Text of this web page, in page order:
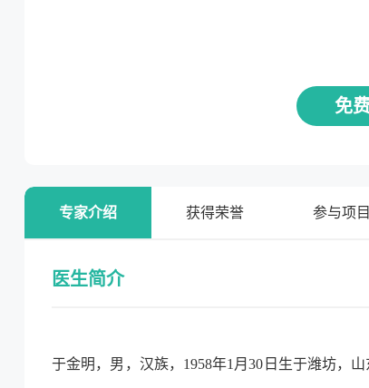
免
专家介绍 获得荣誉 参与项目
医生简介
于金明，男，汉族，1958年1月30日生于潍坊，